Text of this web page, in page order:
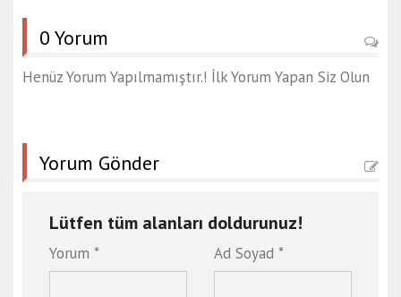
0 Yorum
Henüz Yorum Yapılmamıştır.! İlk Yorum Yapan Siz Olun
Yorum Gönder
Lütfen tüm alanları doldurunuz!
Yorum * Ad Soyad *